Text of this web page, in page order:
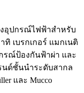
อุปกรณ์ไฟฟ้าสำหรับ
เบรกเกอร์ แมกเนติ
รณ์ป้องกันฟ้าผ่า และ
นด์ชั้นนำระดับสากล
และ Mucco